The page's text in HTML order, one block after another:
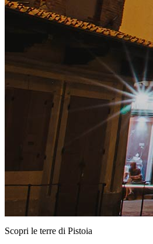
Scopri le terre di Pistoia